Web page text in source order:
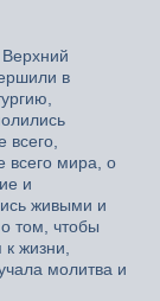
в
всего мира, о
и
живыми и
том, чтобы
жизни,
молитва и